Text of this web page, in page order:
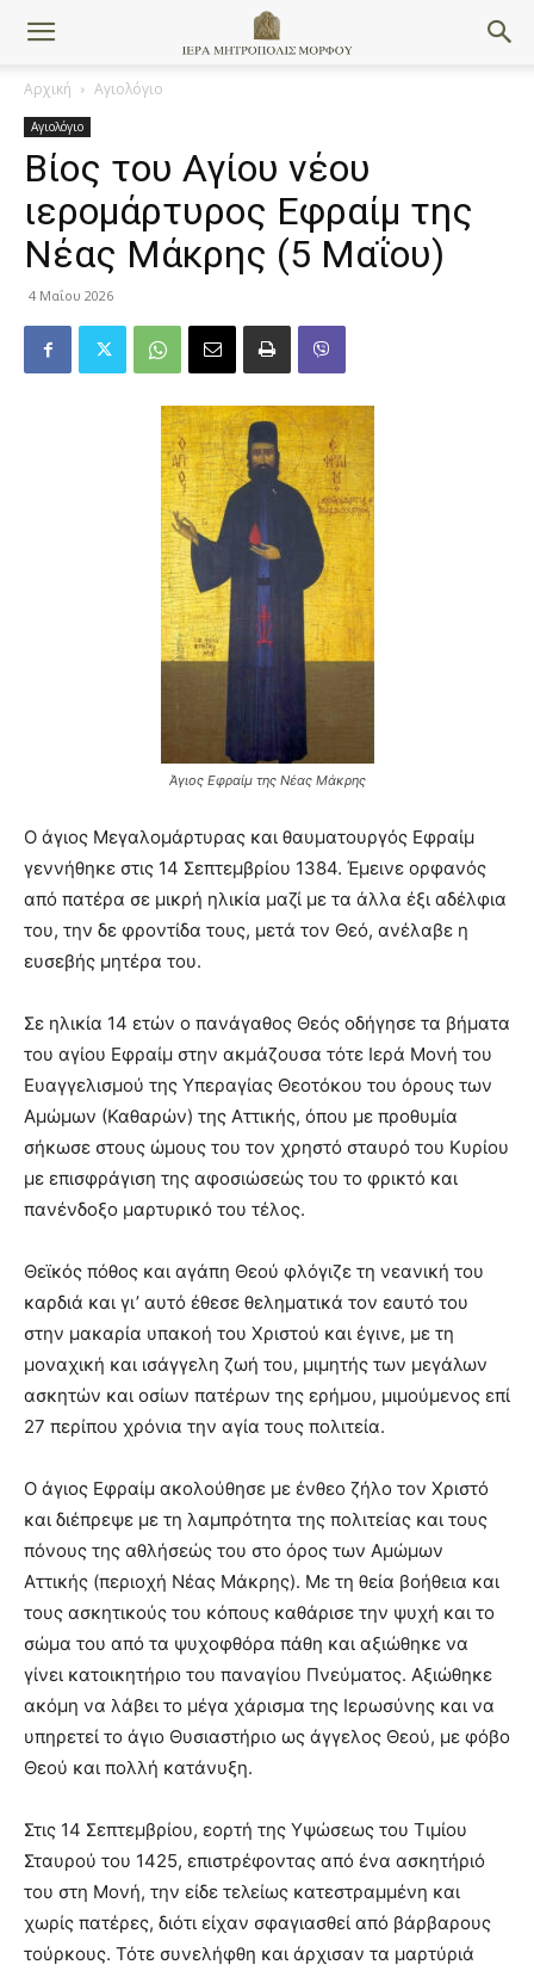
Αρχική Αγιολόγιο
Αγιολόγιο
Βίος του Αγίου νέου
ιερομάρτυρος Εφραίμ της
Νέας Μάκρης (5 Μαΐου)
4 Μαΐου 2026
Άγιος Εφραίμ της Νέας Μάκρης
Ο άγιος Μεγαλομάρτυρας και θαυματουργός Εφραίμ
γεννήθηκε στις 14 Σεπτεμβρίου 1384. Έμεινε ορφανός
από πατέρα σε μικρή ηλικία μαζί με τα άλλα έξι αδέλφια
του, την δε φροντίδα τους, μετά τον Θεό, ανέλαβε η
ευσεβής μητέρα του.
Σε ηλικία 14 ετών ο πανάγαθος Θεός οδήγησε τα βήματα
του αγίου Εφραίμ στην ακμάζουσα τότε Ιερά Μονή του
Ευαγγελισμού της Υπεραγίας Θεοτόκου του όρους των
Αμώμων (Καθαρών) της Αττικής, όπου με προθυμία
σήκωσε στους ώμους του τον χρηστό σταυρό του Κυρίου
με επισφράγιση της αφοσιώσεώς του το φρικτό και
πανένδοξο μαρτυρικό του τέλος.
Θεϊκός πόθος και αγάπη Θεού φλόγιζε τη νεανική του
καρδιά και γι’ αυτό έθεσε θεληματικά τον εαυτό του
στην μακαρία υπακοή του Χριστού και έγινε, με τη
μοναχική και ισάγγελη ζωή του, μιμητής των μεγάλων
ασκητών και οσίων πατέρων της ερήμου, μιμούμενος επί
27 περίπου χρόνια την αγία τους πολιτεία.
Ο άγιος Εφραίμ ακολούθησε με ένθεο ζήλο τον Χριστό
και διέπρεψε με τη λαμπρότητα της πολιτείας και τους
πόνους της αθλήσεώς του στο όρος των Αμώμων
Αττικής (περιοχή Νέας Μάκρης). Με τη θεία βοήθεια και
τους ασκητικούς του κόπους καθάρισε την ψυχή και το
σώμα του από τα ψυχοφθόρα πάθη και αξιώθηκε να
γίνει κατοικητήριο του παναγίου Πνεύματος. Αξιώθηκε
ακόμη να λάβει το μέγα χάρισμα της Ιερωσύνης και να
υπηρετεί το άγιο Θυσιαστήριο ως άγγελος Θεού, με φόβο
Θεού και πολλή κατάνυξη.
Στις 14 Σεπτεμβρίου, εορτή της Υψώσεως του Τιμίου
Σταυρού του 1425, επιστρέφοντας από ένα ασκητήριό
του στη Μονή, την είδε τελείως κατεστραμμένη και
χωρίς πατέρες, διότι είχαν σφαγιασθεί από βάρβαρους
τούρκους. Τότε συνελήφθη και άρχισαν τα μαρτύριά